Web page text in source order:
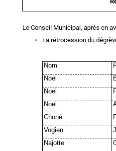
Le Conseil Municipal, après en
La rétrocession du
Nom
Noël
Noël
Noël
Choné
Vogien
Najotte